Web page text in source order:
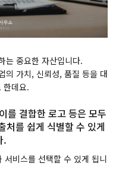
는 중요한 자산입니다.
의 가치, 신뢰성, 품질 등을 대
한데요.
를 결합한 로고 등은 모두
처를 쉽게 식별할 수 있게
.
서비스를 선택할 수 있게 됩니